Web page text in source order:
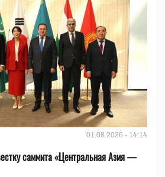
01.08.2026 - 14:14
саммита «Центральная Азия —